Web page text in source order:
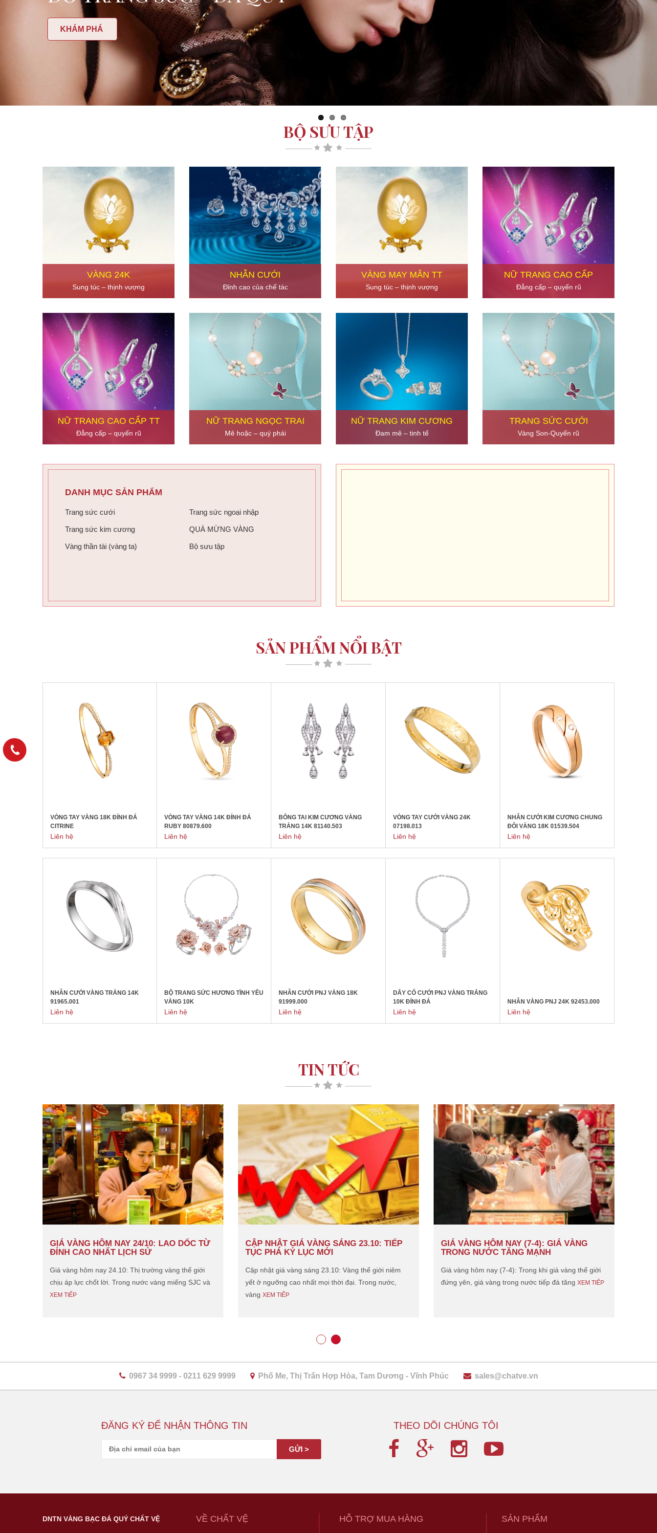
KHÁM PHÁ
BỘ SƯU TẬP
VÀNG 24K
Sung túc – thịnh vượng
NHẪN CƯỚI
Đỉnh cao của chế tác
VÀNG MAY MẮN TT
Sung túc – thịnh vượng
NỮ TRANG CAO CẤP
Đẳng cấp – quyến rũ
NỮ TRANG CAO CẤP TT
Đẳng cấp – quyến rũ
NỮ TRANG NGỌC TRAI
Mê hoặc – quý phái
NỮ TRANG KIM CƯƠNG
Đam mê – tinh tế
TRANG SỨC CƯỚI
Vàng Son-Quyến rũ
DANH MỤC SẢN PHẨM
Trang sức cưới Trang sức ngoại nhập
Trang sức kim cương QUÀ MỪNG VÀNG
Vàng thần tài (vàng ta) Bộ sưu tập
SẢN PHẨM NỔI BẬT
VÒNG TAY VÀNG 18K ĐÍNH ĐÁ
CITRINE
Liên hệ
VÒNG TAY VÀNG 14K ĐÍNH ĐÁ
RUBY 80879.600
Liên hệ
BÔNG TAI KIM CƯƠNG VÀNG
TRẮNG 14K 81140.503
Liên hệ
VÒNG TAY CƯỚI VÀNG 24K
07198.013
Liên hệ
NHẪN CƯỚI KIM CƯƠNG CHUNG
ĐÔI VÀNG 18K 01539.504
Liên hệ
NHẪN CƯỚI VÀNG TRẮNG 14K
91965.001
Liên hệ
BỘ TRANG SỨC HƯƠNG TÌNH YÊU
VÀNG 10K
Liên hệ
NHẪN CƯỚI PNJ VÀNG 18K
91999.000
Liên hệ
DÂY CỔ CƯỚI PNJ VÀNG TRẮNG
10K ĐÍNH ĐÁ
Liên hệ
NHẪN VÀNG PNJ 24K 92453.000
Liên hệ
TIN TỨC
GIÁ VÀNG HÔM NAY 24/10: LAO DỐC TỪ
ĐỈNH CAO NHẤT LỊCH SỬ
Giá vàng hôm nay 24.10: Thị trường vàng thế giới
chịu áp lực chốt lời. Trong nước vàng miếng SJC và
XEM TIẾP
CẬP NHẬT GIÁ VÀNG SÁNG 23.10: TIẾP
TỤC PHÁ KỶ LỤC MỚI
Cập nhật giá vàng sáng 23.10: Vàng thế giới niêm
yết ở ngưỡng cao nhất mọi thời đại. Trong nước,
vàng XEM TIẾP
GIÁ VÀNG HÔM NAY (7-4): GIÁ VÀNG
TRONG NƯỚC TĂNG MẠNH
Giá vàng hôm nay (7-4): Trong khi giá vàng thế giới
đứng yên, giá vàng trong nước tiếp đà tăng XEM TIẾP
0967 34 9999- 0211 629 9999 Phố Me, Thị Trấn Hợp Hòa, Tam Dương - Vĩnh Phúc sales@chatve.vn
ĐĂNG KÝ ĐỂ NHẬN THÔNG TIN THEO DÕI CHÚNG TÔI
DNTN VÀNG BẠC ĐÁ QUÝ CHẤT VỆ VỀ CHẤT VỆ HỖ TRỢ MUA HÀNG SẢN PHẨM